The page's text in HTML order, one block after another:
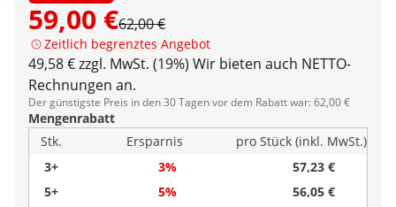
59,00 €62,00 €
Zeitlich begrenztes Angebot
49,58 € zzgl. MwSt. (19%) Wir bieten auch NETTO-
Rechnungen an.
Der günstigste Preis in den 30 Tagen vor dem Rabatt war: 62,00 €
Mengenrabatt
Stk.
Ersparnis
pro Stück (inkl. MwSt.)
3+
3%
57,23 €
5+
5%
56,05 €